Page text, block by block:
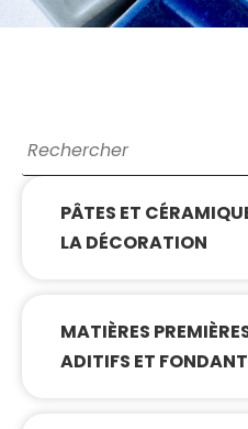
PÂTES ET
LA DÉCORATION
MATIÈRES
ADITIFS ET